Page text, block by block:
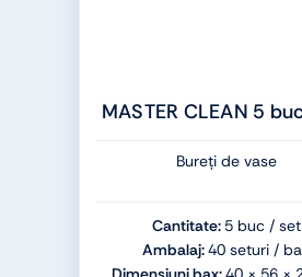
MASTER CLEAN 5
Bureți de vase
Cantitate: 5 buc / set
Ambalaj:40 seturi /